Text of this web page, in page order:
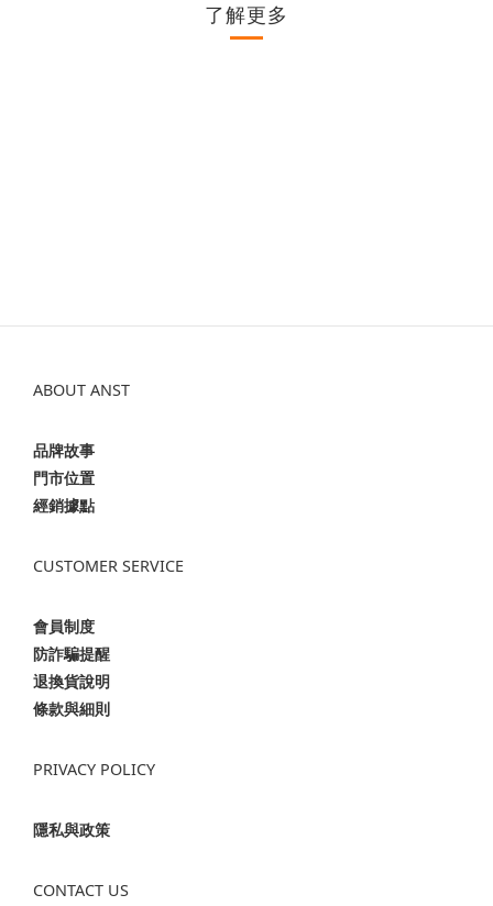
了解更多
ABOUT ANST
品牌故事
門市位置
經銷據點
CUSTOMER SERVICE
會員制度
防詐騙提醒
退換貨說明
條款與細則
PRIVACY POLICY
隱私與政策
CONTACT US